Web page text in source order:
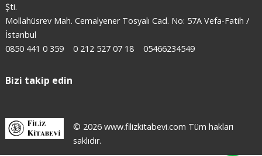
Şti.
Mollahüsrev Mah. Cemalyener Tosyalı Cad. No: 57A Vefa-Fatih /
İstanbul
0850 441 0 359
0 212 527 07 18 05466234549
Bizi takip edin
© 2026 www.filizkitabevi.com Tüm hakları
saklıdır.